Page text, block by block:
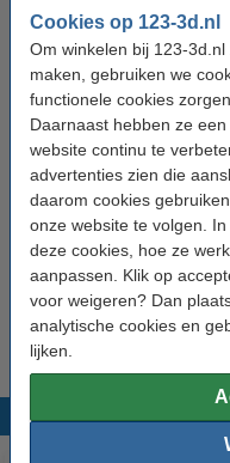
Cookies op 123-3d.nl
Om winkelen bij 123-
maken, gebruiken we
functionele cookies
Daarnaast hebben ze
website continu te
advertenties zien die
daarom cookies
onze website te volgen. In
deze cookies, hoe ze
aanpassen. Klik op
voor weigeren? Dan
analytische cookies en
lijken.
Merk:
Kleur: Wit
Afmetingen: 72
Voltage:
Extra info: uw
Handleiding EN: